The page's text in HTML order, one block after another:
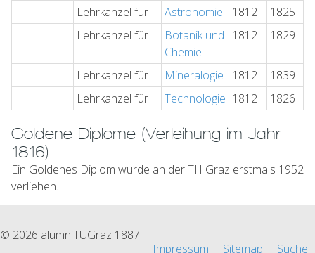
Lehrkanzel für
Astronomie 1812
1825
Lehrkanzel für
Botanik und
Chemie
1812 1829
Lehrkanzel für Mineralogie 1812
1839
Lehrkanzel für
Technologie 1812 1826
Goldene Diplome (Verleihung im Jahr
1816)
Ein Goldenes Diplom wurde an der TH Graz erstmals 1952
verliehen.
© 2026 alumniTUGraz 1887
Impressum
Sitemap Suche